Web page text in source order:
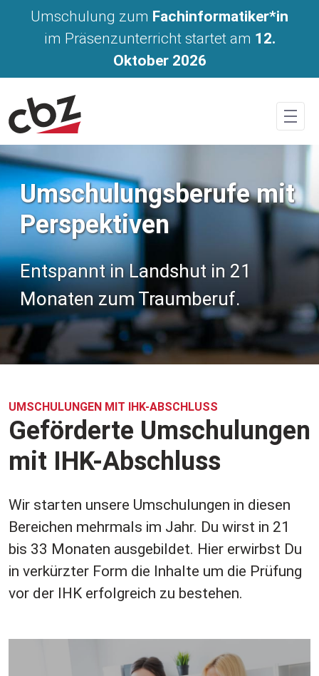
Geförderte Umschulungen mit
Umschulung zum Fachinformatiker*in
im Präsenzunterricht startet am 12.
Oktober 2026
Umschulungsberufe mit
Perspektiven
Entspannt in Landshut in 21
Monaten zum Traumberuf.
UMSCHULUNGEN MIT IHK-ABSCHLUSS
Geförderte Umschulungen
mit IHK-Abschluss
Wir starten unsere Umschulungen in diesen
Bereichen mehrmals im Jahr. Du wirst in 21
bis 33 Monaten ausgebildet. Hier erwirbst Du
in verkürzter Form die Inhalte um die Prüfung
vor der IHK erfolgreich zu bestehen.